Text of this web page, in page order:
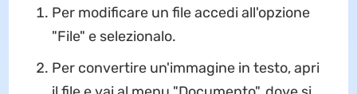
Per modificare un file accedi all'opzione
"File" e selezionalo.
Per convertire un'immagine in testo, apri